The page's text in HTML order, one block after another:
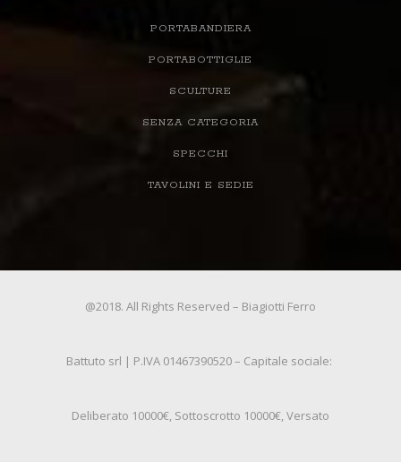
PORTABANDIERA
PORTABOTTIGLIE
SCULTURE
SENZA CATEGORIA
SPECCHI
TAVOLINI E SEDIE
@2018. All Rights Reserved – Biagiotti Ferro
Battuto srl | P.IVA 01467390520 – Capitale sociale:
Deliberato 10000€, Sottoscrotto 10000€, Versato